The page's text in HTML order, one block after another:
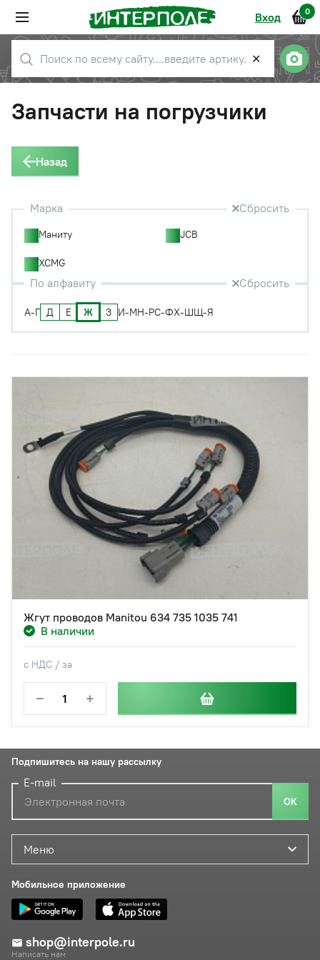
Вход 0
✕
Запчасти на погрузчики
Назад
Марка Сбросить
Маниту JCB
XCMG
По алфавиту Сбросить
А-Г Д Е Ж З И-МН-РС-ФХ-ШЩ-Я
Жгут проводов Manitou 634 735 1035 741
В наличии
с НДС / за
− +
Меню
Мобильное приложение
shop@interpole.ru
Написать нам
Подпишитесь на нашу рассылку
E-mail
ОК